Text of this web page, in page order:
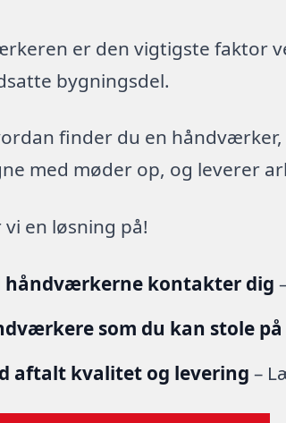
er den vigtigste faktor
bygningsdel.
finder du en
med møder op, og leverer
vi en løsning på!
håndværkerne kontakter dig
som du kan stole på
aftalt kvalitet og levering –